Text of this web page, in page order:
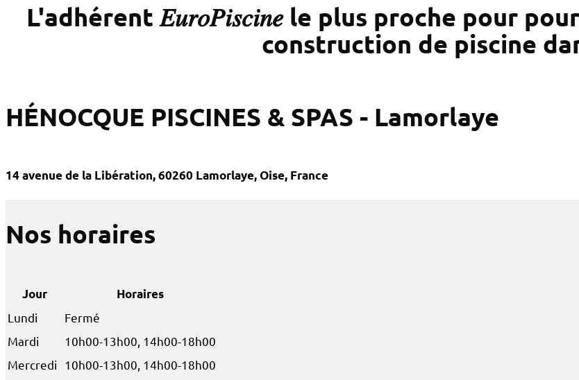
L'adhérent 𝐸𝑢𝑟𝑜𝑃𝑖𝑠𝑐𝑖𝑛𝑒 le plus proche pour
construction de piscine
HÉNOCQUE PISCINES & SPAS - Lamorlaye
14 avenue de la Libération, 60260 Lamorlaye, Oise, France
Nos horaires
Jour
Horaires
Lundi
Fermé
Mardi
10h00-13h00, 14h00-18h00
Mercredi
10h00-13h00, 14h00-18h00